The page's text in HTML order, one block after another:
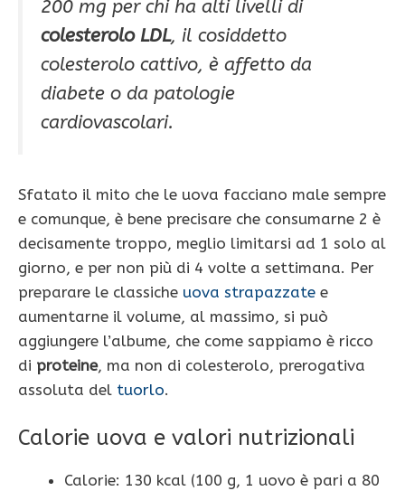
200 mg per chi ha alti livelli di
colesterolo LDL, il cosiddetto
colesterolo cattivo, è affetto da
diabete o da patologie
cardiovascolari.
Sfatato il mito che le uova facciano male sempre
e comunque, è bene precisare che consumarne 2 è
decisamente troppo, meglio limitarsi ad 1 solo al
giorno, e per non più di 4 volte a settimana. Per
preparare le classiche uova strapazzate e
aumentarne il volume, al massimo, si può
aggiungere l’albume, che come sappiamo è ricco
di proteine, ma non di colesterolo, prerogativa
assoluta del tuorlo.
Calorie uova e valori nutrizionali
Calorie: 130 kcal (100 g, 1 uovo è pari a 80